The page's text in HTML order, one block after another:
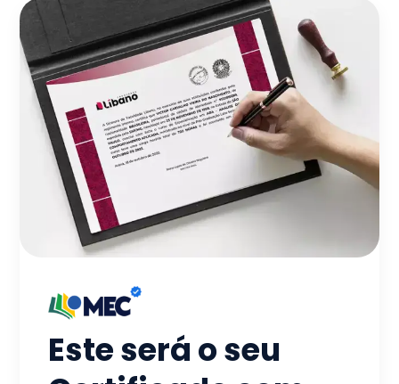
Este será o seu